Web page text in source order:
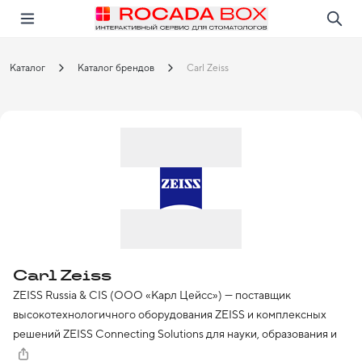
Открыть в приложении!
Каталог Каталог брендов Carl Zeiss
Carl Zeiss
ZEISS Russia & CIS (ООО «Карл Цейсс») — поставщик
высокотехнологичного оборудования ZEISS и комплексных
решений ZEISS Connecting Solutions для науки, образования и
здравоохранения на территории России и стран СНГ.